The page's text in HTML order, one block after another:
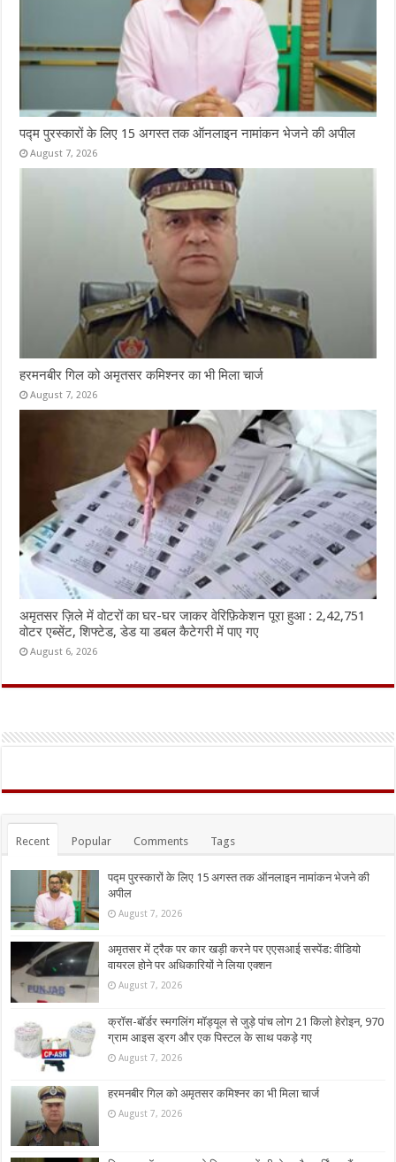
पद्म पुरस्कारों के लिए 15 अगस्त तक ऑनलाइन नामांकन भेजने की अपील
August 7, 2026
हरमनबीर गिल को अमृतसर कमिश्नर का भी मिला चार्ज
August 7, 2026
अमृतसर ज़िले में वोटरों का घर-घर जाकर वेरिफ़िकेशन पूरा हुआ : 2,42,751
वोटर एब्सेंट, शिफ्टेड, डेड या डबल कैटेगरी में पाए गए
August 6, 2026
Recent Popular Comments Tags
पद्म पुरस्कारों के लिए 15 अगस्त तक ऑनलाइन नामांकन भेजने की
अपील
August 7, 2026
अमृतसर में ट्रैक पर कार खड़ी करने पर एएसआई सस्पेंड: वीडियो
वायरल होने पर अधिकारियों ने लिया एक्शन
August 7, 2026
क्रॉस-बॉर्डर स्मगलिंग मॉड्यूल से जुड़े पांच लोग 21 किलो हेरोइन, 970
ग्राम आइस ड्रग और एक पिस्टल के साथ पकड़े गए
August 7, 2026
हरमनबीर गिल को अमृतसर कमिश्नर का भी मिला चार्ज
August 7, 2026